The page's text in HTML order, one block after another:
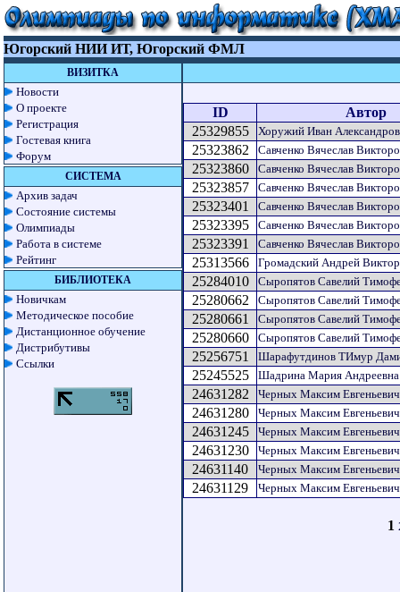
Югорский НИИ ИТ, Югорский ФМЛ
ВИЗИТКА
Новости
О проекте
Регистрация
Гостевая книга
Форум
СИСТЕМА
Архив задач
Состояние системы
Олимпиады
Работа в системе
Рейтинг
БИБЛИОТЕКА
Новичкам
Методическое пособие
Дистанционное обучение
Дистрибутивы
Ссылки
ID
Автор
25329855
Хоружий Иван
25323862 Савченко Вячеслав
25323860 Савченко Вячеслав
25323857 Савченко Вячеслав
25323401 Савченко Вячеслав
25323395 Савченко Вячеслав
25323391 Савченко Вячеслав
25313566 Громадский Андрей
25284010 Сыропятов Савелий
25280662 Сыропятов Савелий
25280661 Сыропятов Савелий
25280660 Сыропятов Савелий
25256751 Шарафутдинов ТИмур
25245525 Шадрина Мария Андреевна
24631282 Черных Максим Евгеньевич
24631280 Черных Максим Евгеньевич
24631245 Черных Максим Евгеньевич
24631230 Черных Максим Евгеньевич
24631140 Черных Максим Евгеньевич
24631129 Черных Максим Евгеньевич
1